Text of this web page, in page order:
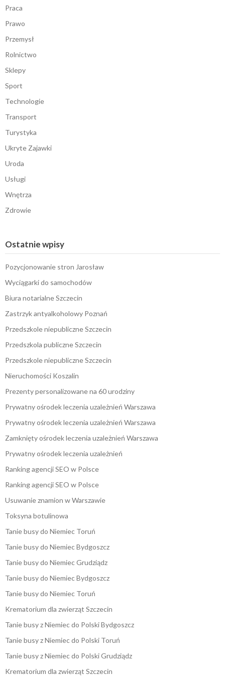
Praca
Prawo
Przemysł
Rolnictwo
Sklepy
Sport
Technologie
Transport
Turystyka
Ukryte Zajawki
Uroda
Usługi
Wnętrza
Zdrowie
Ostatnie wpisy
Pozycjonowanie stron Jarosław
Wyciągarki do samochodów
Biura notarialne Szczecin
Zastrzyk antyalkoholowy Poznań
Przedszkole niepubliczne Szczecin
Przedszkola publiczne Szczecin
Przedszkole niepubliczne Szczecin
Nieruchomości Koszalin
Prezenty personalizowane na 60 urodziny
Prywatny ośrodek leczenia uzależnień Warszawa
Prywatny ośrodek leczenia uzależnień Warszawa
Zamknięty ośrodek leczenia uzależnień Warszawa
Prywatny ośrodek leczenia uzależnień
Ranking agencji SEO w Polsce
Ranking agencji SEO w Polsce
Usuwanie znamion w Warszawie
Toksyna botulinowa
Tanie busy do Niemiec Toruń
Tanie busy do Niemiec Bydgoszcz
Tanie busy do Niemiec Grudziądz
Tanie busy do Niemiec Bydgoszcz
Tanie busy do Niemiec Toruń
Krematorium dla zwierząt Szczecin
Tanie busy z Niemiec do Polski Bydgoszcz
Tanie busy z Niemiec do Polski Toruń
Tanie busy z Niemiec do Polski Grudziądz
Krematorium dla zwierząt Szczecin